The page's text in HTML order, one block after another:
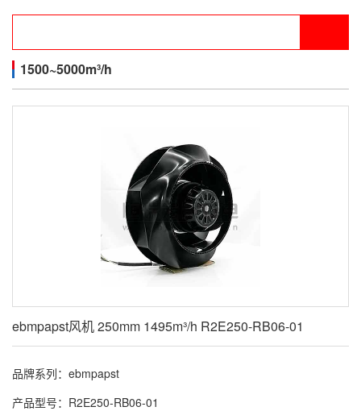
1500~5000m³/h
ebmpapst风机 250mm 1495m³/h R2E250-RB06-01
品牌系列：ebmpapst
产品型号：R2E250-RB06-01